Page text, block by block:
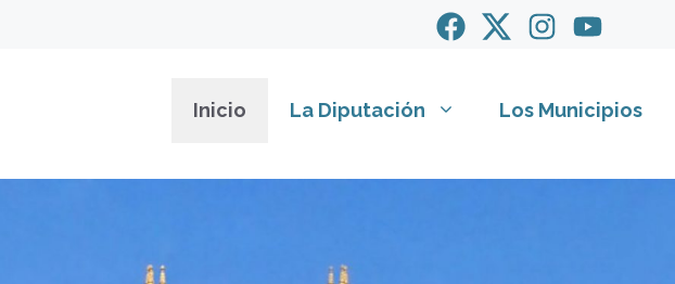
Inicio La Diputación Los Municipios